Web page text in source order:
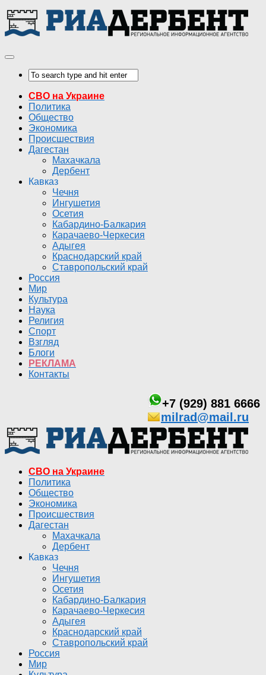
СВО на Украине
Политика
Общество
Экономика
Происшествия
Дагестан
Махачкала
Дербент
Кавказ
Чечня
Ингушетия
Осетия
Кабардино-Балкария
Карачаево-Черкесия
Адыгея
Краснодарский край
Ставропольский край
Россия
Мир
Культура
Наука
Религия
Спорт
Взгляд
Блоги
РЕКЛАМА
Контакты
+7 (929) 881 6666
milrad@mail.ru
СВО на Украине
Политика
Общество
Экономика
Происшествия
Дагестан
Махачкала
Дербент
Кавказ
Чечня
Ингушетия
Осетия
Кабардино-Балкария
Карачаево-Черкесия
Адыгея
Краснодарский край
Ставропольский край
Россия
Мир